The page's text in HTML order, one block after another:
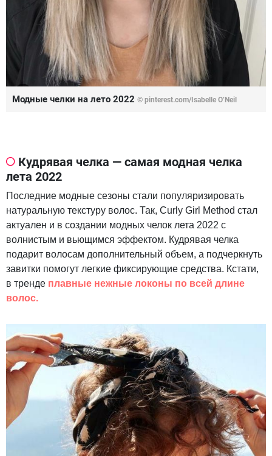
Модные челки на лето 2022 © pinterest.com/Isabelle O’Neil
Кудрявая челка — самая модная челка
лета 2022
Последние модные сезоны стали популяризировать
натуральную текстуру волос. Так, Curly Girl Method стал
актуален и в создании модных челок лета 2022 с
волнистым и вьющимся эффектом. Кудрявая челка
подарит волосам дополнительный объем, а подчеркнуть
завитки помогут легкие фиксирующие средства. Кстати,
в тренде плавные нежные локоны по всей длине
волос.